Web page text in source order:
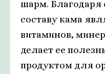
шарм. Благодаря
составу кама
витаминов,
делает ее
продуктом для